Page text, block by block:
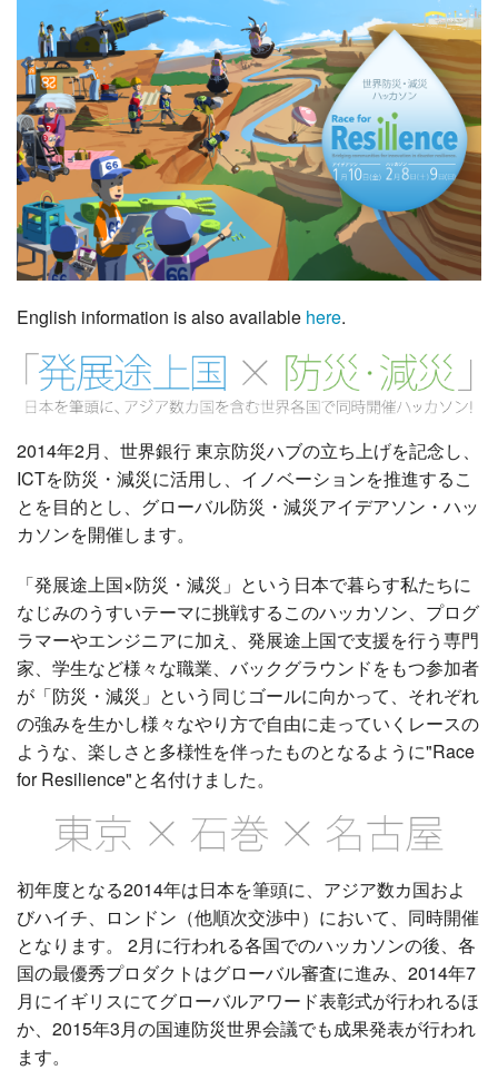
English information is also available here.
2014年2月、世界銀行 東京防災ハブの立ち上げを記念し、
ICTを防災・減災に活用し、イノベーションを推進するこ
とを目的とし、グローバル防災・減災アイデアソン・ハッ
カソンを開催します。
「発展途上国×防災・減災」という日本で暮らす私たちに
なじみのうすいテーマに挑戦するこのハッカソン、プログ
ラマーやエンジニアに加え、発展途上国で支援を行う専門
家、学生など様々な職業、バックグラウンドをもつ参加者
が「防災・減災」という同じゴールに向かって、それぞれ
の強みを生かし様々なやり方で自由に走っていくレースの
ような、楽しさと多様性を伴ったものとなるように"Race
for Resilience"と名付けました。
初年度となる2014年は日本を筆頭に、アジア数カ国およ
びハイチ、ロンドン（他順次交渉中）において、同時開催
となります。 2月に行われる各国でのハッカソンの後、各
国の最優秀プロダクトはグローバル審査に進み、2014年7
月にイギリスにてグローバルアワード表彰式が行われるほ
か、2015年3月の国連防災世界会議でも成果発表が行われ
ます。